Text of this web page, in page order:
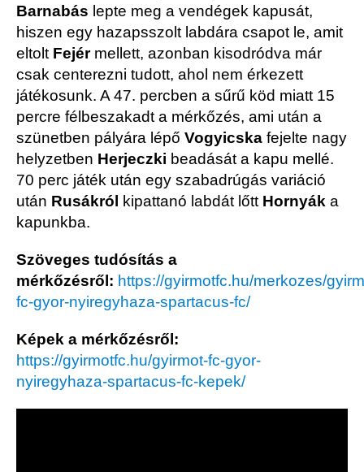
Barnabás lepte meg a vendégek kapusát,
hiszen egy hazapsszolt labdára csapot le, amit
eltolt Fejérmellett, azonban kisodródva már
csak centerezni tudott, ahol nem érkezett
játékosunk. A 47. percben a sűrű köd miatt 15
percre félbeszakadt a mérkőzés, ami után a
szünetben pályára lépő Vogyicska fejelte nagy
helyzetben Herjeczki beadását a kapu mellé.
70 perc játék után egy szabadrúgás variáció
után Rusákról kipattanó labdát lőtt Hornyák a
kapunkba.
Szöveges tudósítás a
mérkőzésről: https://gyirmotfc.hu/merkozes/
fc-gyor-nyiregyhaza-spartacus-fc/
Képek a mérkőzésről:
https://gyirmotfc.hu/gyirmot-fc-gyor-
nyiregyhaza-spartacus-fc-kepek/